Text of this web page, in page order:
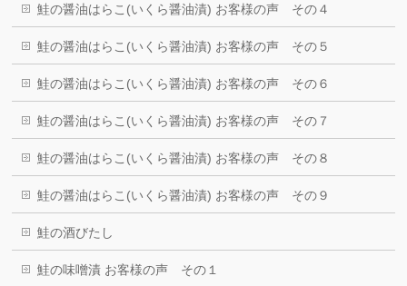
鮭の醤油はらこ(いくら醤油漬) お客様の声 その４
鮭の醤油はらこ(いくら醤油漬) お客様の声 その５
鮭の醤油はらこ(いくら醤油漬) お客様の声 その６
鮭の醤油はらこ(いくら醤油漬) お客様の声 その７
鮭の醤油はらこ(いくら醤油漬) お客様の声 その８
鮭の醤油はらこ(いくら醤油漬) お客様の声 その９
鮭の酒びたし
鮭の味噌漬 お客様の声 その１